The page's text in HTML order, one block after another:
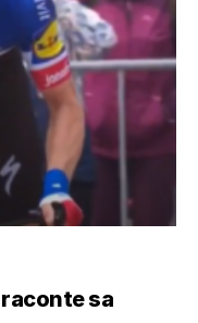
raconte sa